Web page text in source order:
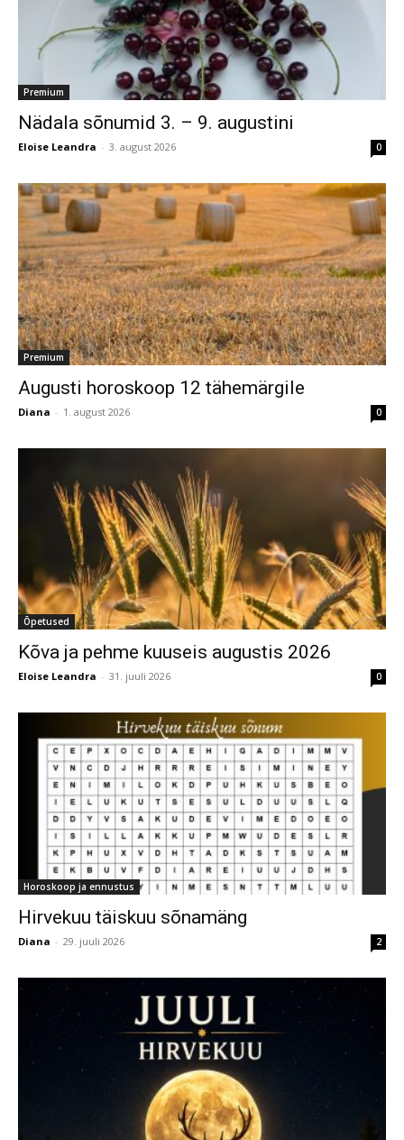
Premium
Nädala sõnumid 3. – 9. augustini
Eloise Leandra - 3. august 2026 0
Premium
Augusti horoskoop 12 tähemärgile
Diana - 1. august 2026 0
Õpetused
Kõva ja pehme kuuseis augustis 2026
Eloise Leandra - 31. juuli 2026 0
Horoskoop ja ennustus
Hirvekuu täiskuu sõnamäng
Diana - 29. juuli 2026 2